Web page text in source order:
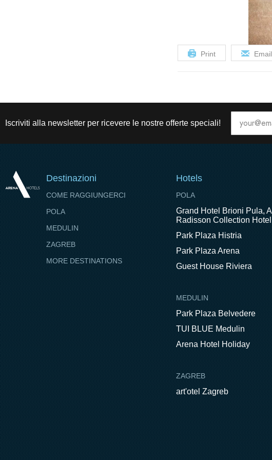
Print Email
Iscriviti alla newsletter per ricevere le nostre offerte speciali!
Destinazioni
COME RAGGIUNGERCI
POLA
MEDULIN
ZAGREB
MORE DESTINATIONS
Hotels
POLA
Grand Hotel Brioni Pula, A
Radisson Collection Hotel
Park Plaza Histria
Park Plaza Arena
Guest House Riviera
MEDULIN
Park Plaza Belvedere
TUI BLUE Medulin
Arena Hotel Holiday
ZAGREB
art'otel Zagreb